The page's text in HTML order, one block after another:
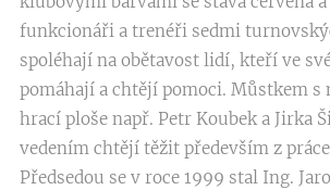
funkcionáři a trenéři sedmi
spoléhají na obětavost lidí, kteří ve
pomáhají a chtějí pomoci. Můstkem
hrací ploše např. Petr Koubek a Jirka
vedením chtějí těžit především z
Předsedou se v roce 1999 stal Ing.